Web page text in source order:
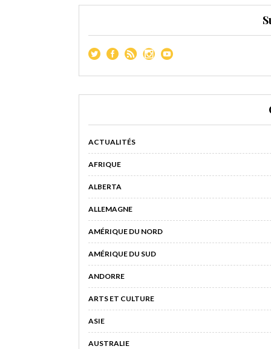
ACTUALITÉS
AFRIQUE
ALBERTA
ALLEMAGNE
AMÉRIQUE DU NORD
AMÉRIQUE DU SUD
ANDORRE
ARTS ET CULTURE
ASIE
AUSTRALIE